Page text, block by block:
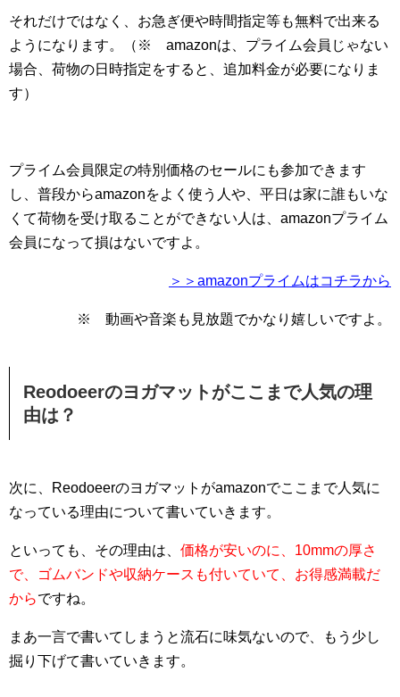
それだけではなく、お急ぎ便や時間指定等も無料で出来る
ようになります。（※ amazonは、プライム会員じゃない
場合、荷物の日時指定をすると、追加料金が必要になりま
す）
プライム会員限定の特別価格のセールにも参加できます
し、普段からamazonをよく使う人や、平日は家に誰もいな
くて荷物を受け取ることができない人は、amazonプライム
会員になって損はないですよ。
＞＞amazonプライムはコチラから
※ 動画や音楽も見放題でかなり嬉しいですよ。
Reodoeerのヨガマットがここまで人気の理
由は？
次に、Reodoeerのヨガマットがamazonでここまで人気に
なっている理由について書いていきます。
といっても、その理由は、 価格が安いのに、10mmの厚さ
で、ゴムバンドや収納ケースも付いていて、お得感満載だ
からですね。
まあ一言で書いてしまうと流石に味気ないので、もう少し
掘り下げて書いていきます。